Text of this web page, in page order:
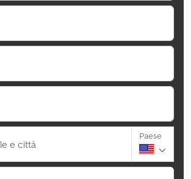
e città
Paese